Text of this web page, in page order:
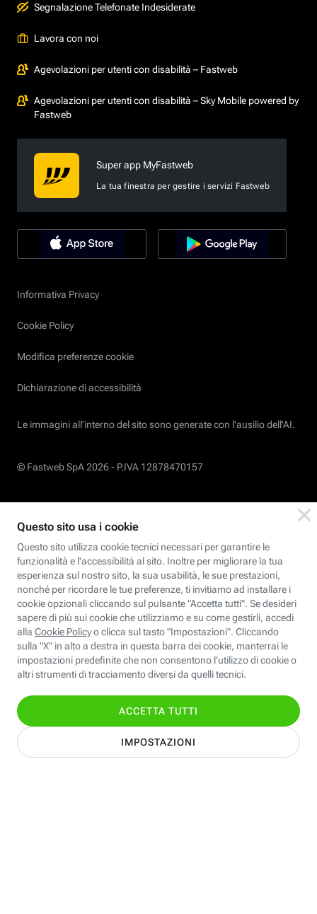
Segnalazione Telefonate Indesiderate
Lavora con noi
Agevolazioni per utenti con disabilità – Fastweb
Agevolazioni per utenti con disabilità – Sky Mobile powered by
Fastweb
Super app MyFastweb
La tua finestra per gestire i servizi Fastweb
Informativa Privacy
Cookie Policy
Modifica preferenze cookie
Dichiarazione di accessibilità
Le immagini all’interno del sito sono generate con l'ausilio dell'AI.
© Fastweb SpA 2026 - P.IVA 12878470157